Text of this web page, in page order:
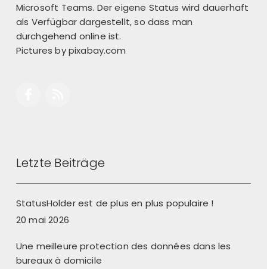
Microsoft Teams. Der eigene Status wird dauerhaft
als Verfügbar dargestellt, so dass man
durchgehend online ist.
Pictures bypixabay.com
Letzte Beiträge
StatusHolder est de plus en plus populaire !
20 mai 2026
Une meilleure protection des données dans les
bureaux à domicile